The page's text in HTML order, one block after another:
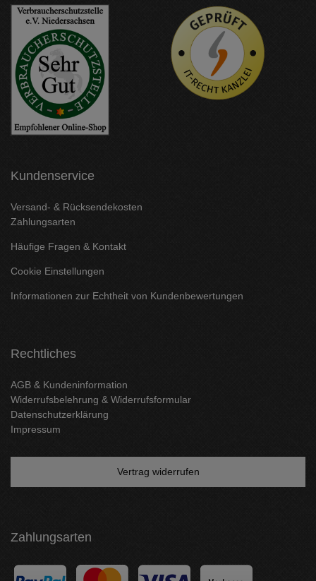
Kundenservice
Versand- & Rücksendekosten
Zahlungsarten
Häufige Fragen & Kontakt
Cookie Einstellungen
Informationen zur Echtheit von Kundenbewertungen
Rechtliches
AGB & Kundeninformation
Widerrufsbelehrung & Widerrufsformular
Datenschutzerklärung
Impressum
Vertrag widerrufen
Zahlungsarten